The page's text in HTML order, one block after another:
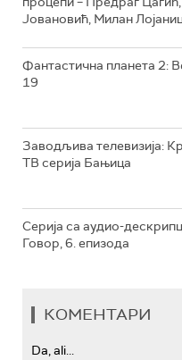
Јовановић, Милан
Фантастична планета 2:
19
Заводљива телевизија:
ТВ серија Бањица
Серија са аудио-
Говор, 6. епизода
КОМЕНТАРИ
Da, ali...